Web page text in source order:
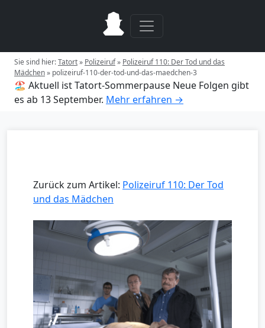
Sie sind hier:Tatort» Polizeiruf» Polizeiruf 110: Der Tod und das
Mädchen» polizeiruf-110-der-tod-und-das-maedchen-3
🏖️ Aktuell ist Tatort-Sommerpause Neue Folgen gibt
es ab 13 September. Mehr erfahren →
Zurück zum Artikel: Polizeiruf 110: Der Tod
und das Mädchen